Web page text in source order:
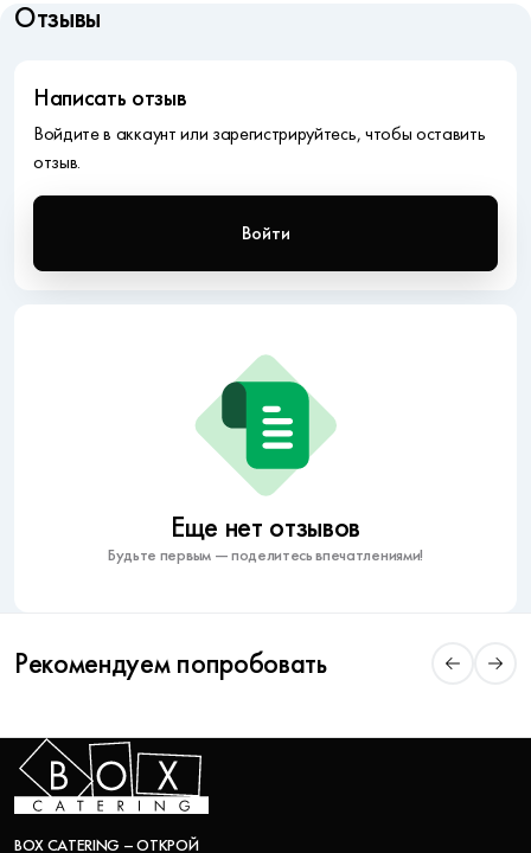
Отзывы
Еще нет отзывов
Будьте первым — поделитесь впечатлениями!
Написать отзыв
Войдите в аккаунт или зарегистрируйтесь, чтобы оставить
отзыв.
Войти
Рекомендуем попробовать
BOX CATERING – ОТКРОЙ